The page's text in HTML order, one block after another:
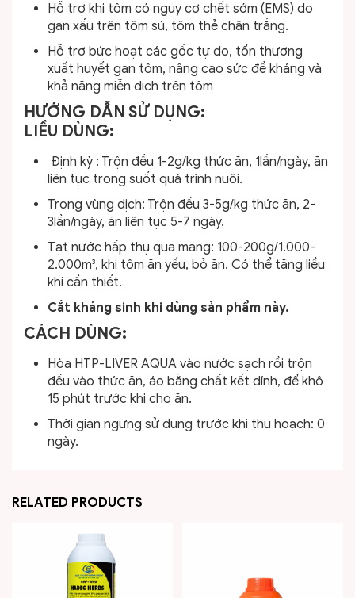
Hỗ trợ khi tôm có nguy cơ chết sớm (EMS) do
gan xấu trên tôm sú, tôm thẻ chân trắng.
Hỗ trợ bức hoạt các gốc tự do, tổn thương
xuất huyết gan tôm, nâng cao sức đề kháng và
khả năng miễn dịch trên tôm
HƯỚNG DẪN SỬ DỤNG:
LIỀU DÙNG:
Định kỳ : Trộn đều 1-2g/kg thức ăn, 1lần/ngày, ăn
liên tục trong suốt quá trình nuôi.
Trong vùng dịch: Trộn đều 3-5g/kg thức ăn, 2-
3lần/ngày, ăn liên tục 5-7 ngày.
Tạt nước hấp thụ qua mang: 100-200g/1.000-
2.000m³, khi tôm ăn yếu, bỏ ăn. Có thể tăng liều
khi cần thiết.
Cắt kháng sinh khi dùng sản phẩm này.
CÁCH DÙNG:
Hòa HTP-LIVER AQUA vào nước sạch rồi trộn
đều vào thức ăn, áo bằng chất kết dính, để khô
15 phút trước khi cho ăn.
Thời gian ngưng sử dụng trước khi thu hoạch: 0
ngày.
RELATED PRODUCTS